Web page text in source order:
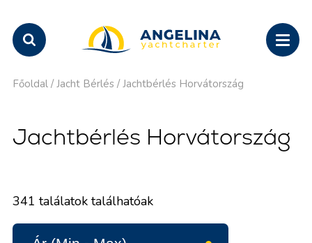
Főoldal / Jacht Bérlés / Jachtbérlés Horvátország
Jachtbérlés Horvátország
341 találatok találhatóak